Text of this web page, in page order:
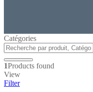
Catégories
1Products found
View
Filter